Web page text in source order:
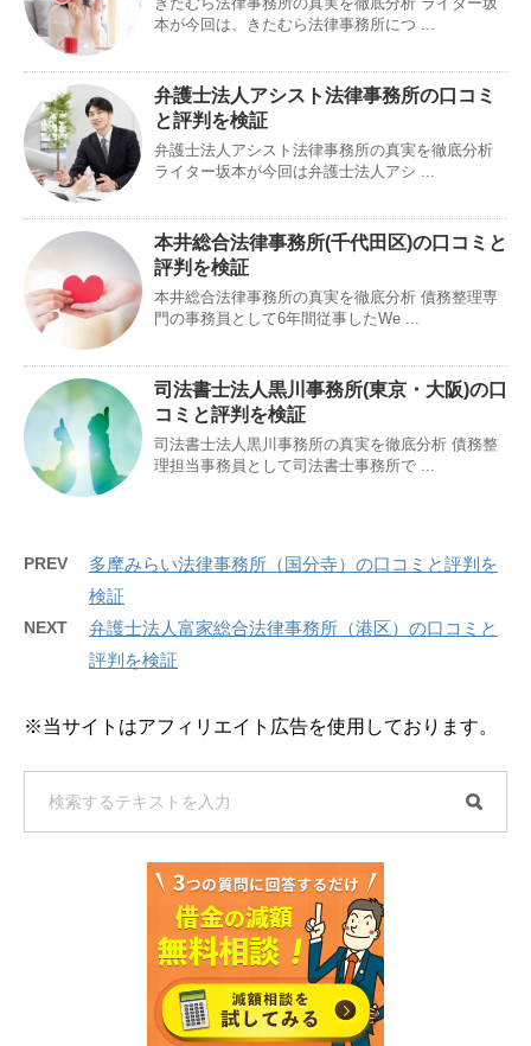
本が今回は、きたむら法律事務所につ ...
弁護士法人アシスト法律事務所の口コミ
と評判を検証
弁護士法人アシスト法律事務所の真実を徹底分析
ライター坂本が今回は弁護士法人アシ ...
本井総合法律事務所(千代田区)の口コミと
評判を検証
本井総合法律事務所の真実を徹底分析 債務整理専
門の事務員として6年間従事したWe ...
司法書士法人黒川事務所(東京・大阪)の口
コミと評判を検証
司法書士法人黒川事務所の真実を徹底分析 債務整
理担当事務員として司法書士事務所で ...
PREV
多摩みらい法律事務所（国分寺）の口コミと評判を
検証
NEXT
弁護士法人富家総合法律事務所（港区）の口コミと
評判を検証
※当サイトはアフィリエイト広告を使用しております。